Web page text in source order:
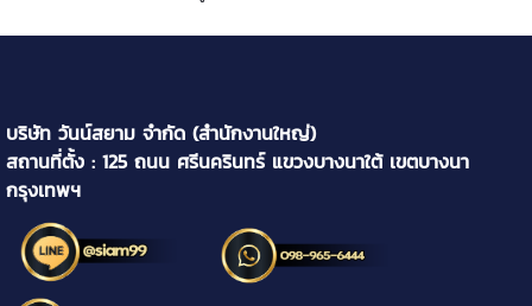
บริษัท วันน์สยาม จำกัด (สำนักงานใหญ่)
สถานที่ตั้ง : 125 ถนน ศรีนครินทร์ แขวงบางนาใต้ เขตบางนา
กรุงเทพฯ